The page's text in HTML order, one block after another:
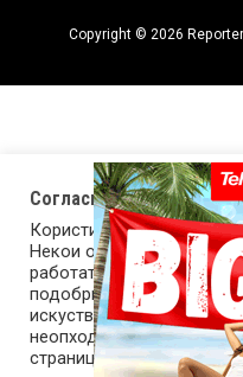
Copyright © 2026
Согласност за
Користиме колачиња за
Некои од колачињата се
работата на страницата,
подобриме оваа
искуство. Напомена:
неопходни за користење
страница.